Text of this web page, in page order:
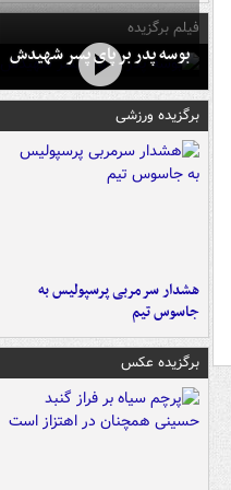
فیلم برگزیده
بوسه‌ پدر بر پای پسر شهیدش
برگزیده ورزشی
هشدار سرمربی پرسپولیس به
جاسوس تیم
برگزیده عکس